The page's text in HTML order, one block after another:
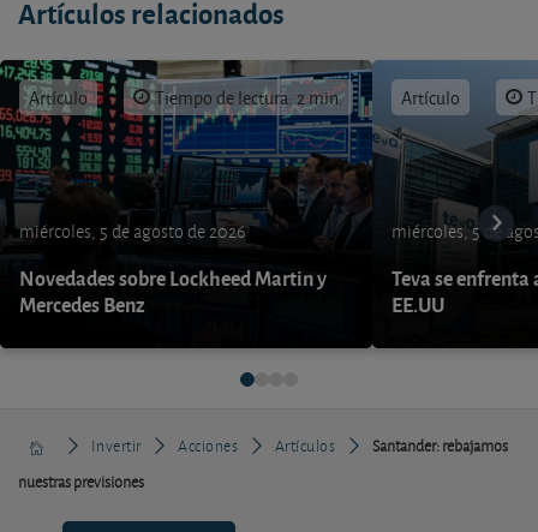
Artículos relacionados
Artículo Tiempo de lectura: 2 min.
miércoles, 5 de agosto de 2026
Novedades sobre Lockheed Martin y
Mercedes Benz
Artículo
miércoles, 5 de
Teva se enfrenta
EE.UU
Invertir Acciones Artículos
Santander: rebajamos
nuestras previsiones